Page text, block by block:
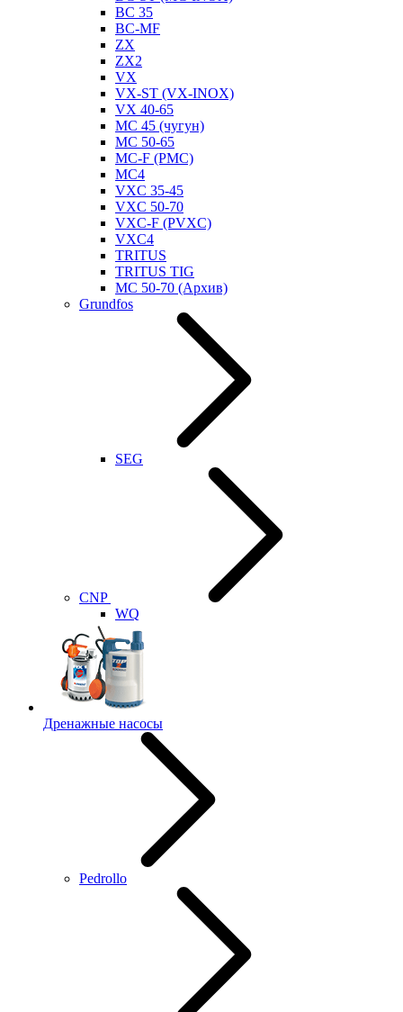
BC 35
BC-MF
ZX
ZX2
VX
VX-ST (VX-INOX)
VX 40-65
MC 45 (чугун)
MC 50-65
MC-F (PMC)
MC4
VXC 35-45
VXC 50-70
VXC-F (PVXC)
VXC4
TRITUS
TRITUS TIG
MC 50-70 (Архив)
Grundfos
SEG
CNP
WQ
Дренажные насосы
Pedrollo